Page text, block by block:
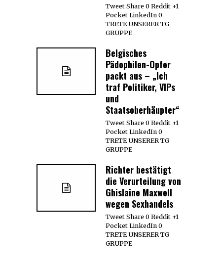
Tweet Share 0 Reddit +1
Pocket LinkedIn 0
TRETE UNSERER TG
GRUPPE
Belgisches
Pädophilen-Opfer
packt aus – „Ich
traf Politiker, VIPs
und
Staatsoberhäupter“
Tweet Share 0 Reddit +1
Pocket LinkedIn 0
TRETE UNSERER TG
GRUPPE
Richter bestätigt
die Verurteilung von
Ghislaine Maxwell
wegen Sexhandels
Tweet Share 0 Reddit +1
Pocket LinkedIn 0
TRETE UNSERER TG
GRUPPE